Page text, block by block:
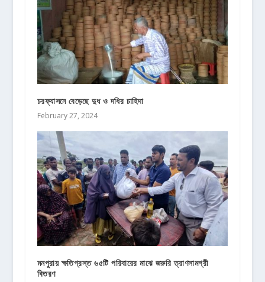
চরফ্যাসনে বেড়েছে দুধ ও দধির চাহিদা
February 27, 2024
মনপুরায় ক্ষতিগ্রস্ত ৬৫টি পরিবারের মাঝে জরুরি ত্রাণসামগ্রী
বিতরণ